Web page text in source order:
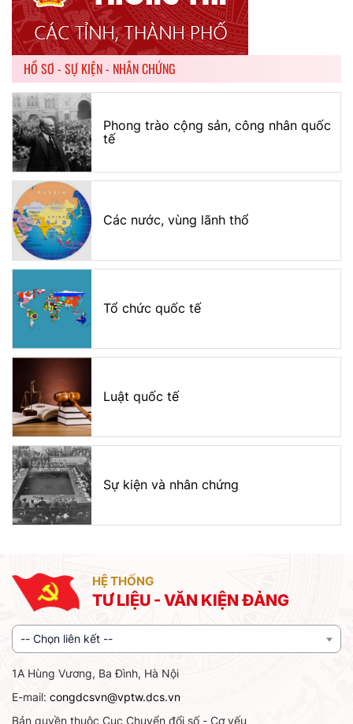
HỒ SƠ - SỰ KIỆN - NHÂN CHỨNG
Phong trào cộng sản, công nhân quốc
tế
Các nước, vùng lãnh thổ
Tổ chức quốc tế
Luật quốc tế
Sự kiện và nhân chứng
HỆ THỐNG
TƯ LIỆU - VĂN KIỆN ĐẢNG
-- Chọn liên kết --
1A Hùng Vương, Ba Đình, Hà Nội
E-mail: congdcsvn@vptw.dcs.vn
Bản quyền thuộc Cục Chuyển đổi số - Cơ yếu